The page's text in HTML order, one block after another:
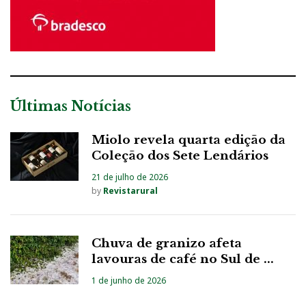
Últimas Notícias
Miolo revela quarta edição da
Coleção dos Sete Lendários
21 de julho de 2026
by Revistarural
Chuva de granizo afeta
lavouras de café no Sul de ...
1 de junho de 2026